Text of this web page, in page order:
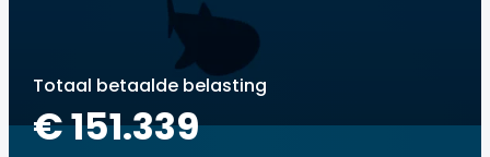
Totaal betaalde belasting
€ 151.339